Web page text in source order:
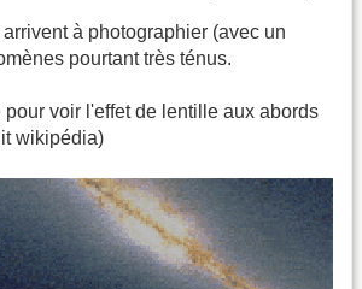
à photographier (avec un
pourtant très ténus.
voir l'effet de lentille aux abords
wikipédia)